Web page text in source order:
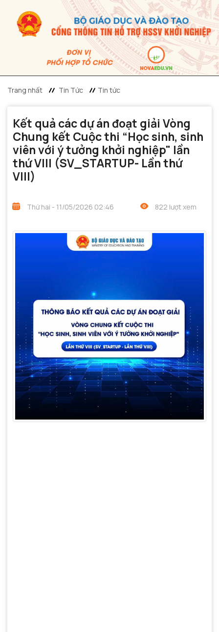
Trang nhất Tin Tức Tin tức
Kết quả các dự án đoạt giải Vòng
Chung kết Cuộc thi “Học sinh, sinh
viên với ý tưởng khởi nghiệp" lần
thứ VIII (SV_STARTUP- Lần thứ
VIII)
Thứ hai - 11/05/2026 02:46 822 lượt xem